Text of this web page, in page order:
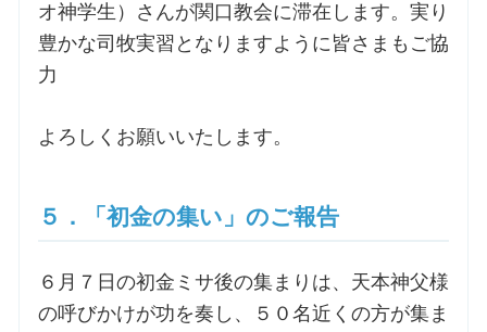
オ神学生）さんが関口教会に滞在します。実り
豊かな司牧実習となりますように皆さまもご協
力
よろしくお願いいたします。
５．「初金の集い」のご報告
６月７日の初金ミサ後の集まりは、天本神父様
の呼びかけが功を奏し、５０名近くの方が集ま